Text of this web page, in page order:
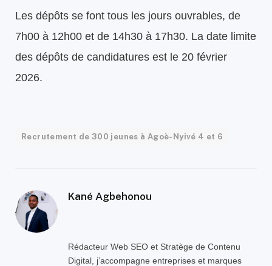
Les dépôts se font tous les jours ouvrables, de
7h00 à 12h00 et de 14h30 à 17h30. La date limite
des dépôts de candidatures est le 20 février
2026.
Recrutement de 300 jeunes à Agoè-Nyivé 4 et 6
Kané Agbehonou
Rédacteur Web SEO et Stratège de Contenu
Digital, j’accompagne entreprises et marques